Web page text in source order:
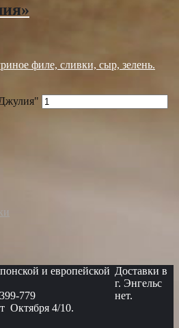
филе, сливки, сыр, зелень.
и европейской
779
Октября 4/10.
Доставки в
г. Энгельс
нет.